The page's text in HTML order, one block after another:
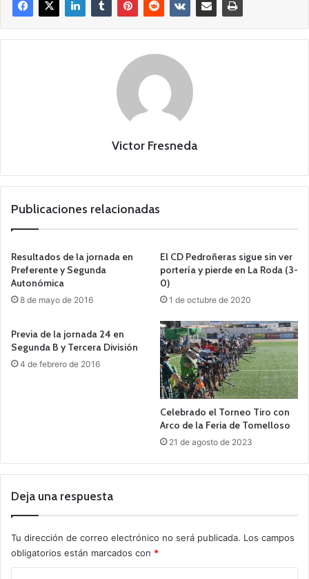
Victor Fresneda
Publicaciones relacionadas
Resultados de la jornada en
Preferente y Segunda
Autonómica
8 de mayo de 2016
El CD Pedroñeras sigue sin ver
portería y pierde en La Roda (3-
0)
1 de octubre de 2020
Previa de la jornada 24 en
Segunda B y Tercera División
4 de febrero de 2016
Celebrado el Torneo Tiro con
Arco de la Feria de Tomelloso
21 de agosto de 2023
Deja una respuesta
Tu dirección de correo electrónico no será publicada. Los campos
obligatorios están marcados con *